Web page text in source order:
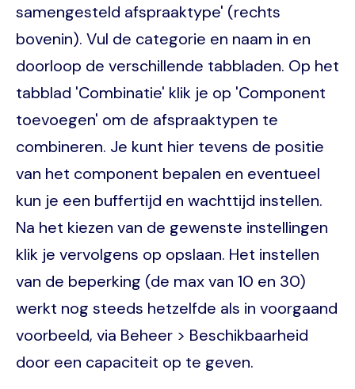
samengesteld afspraaktype' (rechts
bovenin). Vul de categorie en naam in en
doorloop de verschillende tabbladen. Op het
tabblad 'Combinatie' klik je op 'Component
toevoegen' om de afspraaktypen te
combineren. Je kunt hier tevens de positie
van het component bepalen en eventueel
kun je een buffertijd en wachttijd instellen.
Na het kiezen van de gewenste instellingen
klik je vervolgens op opslaan. Het instellen
van de beperking (de max van 10 en 30)
werkt nog steeds hetzelfde als in voorgaand
voorbeeld, via Beheer > Beschikbaarheid
door een capaciteit op te geven.